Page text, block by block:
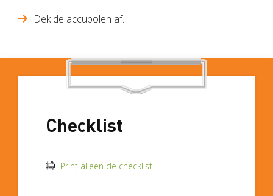
Dek de accupolen af.
Checklist
Print alleen de checklist